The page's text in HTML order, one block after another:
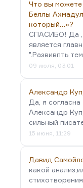
Что вы можете
Беллы
который…»?
СПАСИБО! Да ,
является
".Развивпть
09 июля, 03:01
Александр
Да, я
Александр
сильный
15 июня, 11:29
Давид
какой